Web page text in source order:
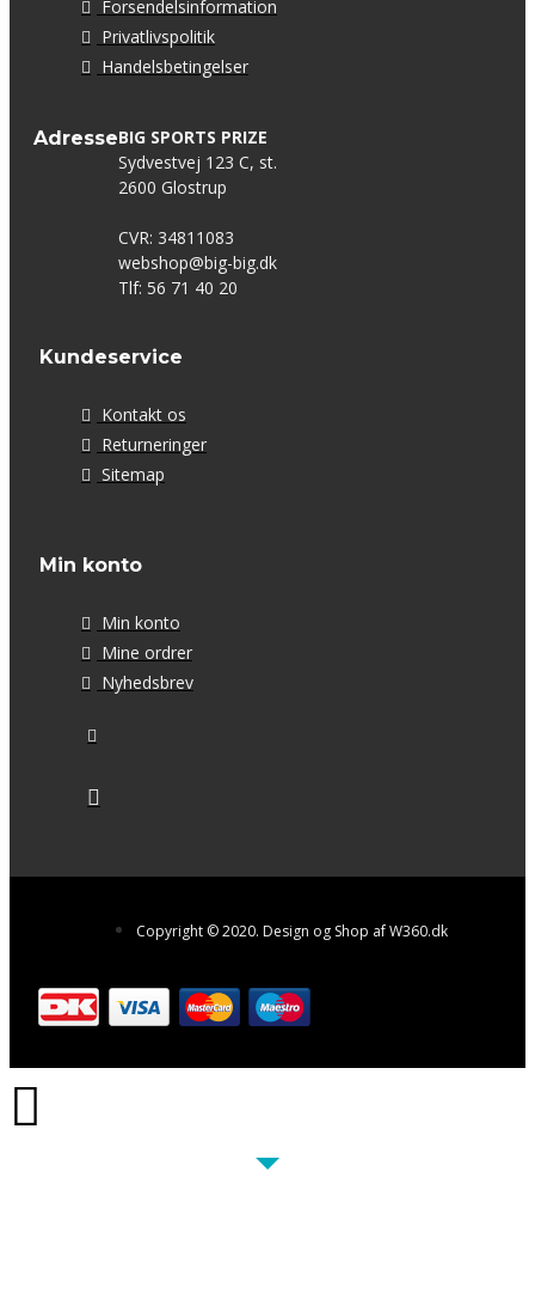
Forsendelsinformation
Privatlivspolitik
Handelsbetingelser
AdresseBIG SPORTS PRIZE
Sydvestvej 123 C, st.
2600 Glostrup
CVR: 34811083
webshop@big-big.dk
Tlf: 56 71 40 20
Kundeservice
Kontakt os
Returneringer
Sitemap
Min konto
Min konto
Mine ordrer
Nyhedsbrev
Copyright © 2020. Design og Shop af W360.dk